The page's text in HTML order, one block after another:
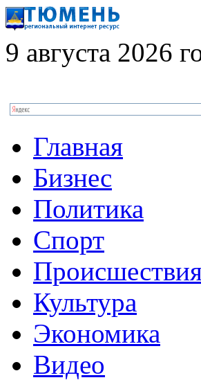
9 августа 2026
Главная
Бизнес
Политика
Спорт
Культура
Экономика
Видео